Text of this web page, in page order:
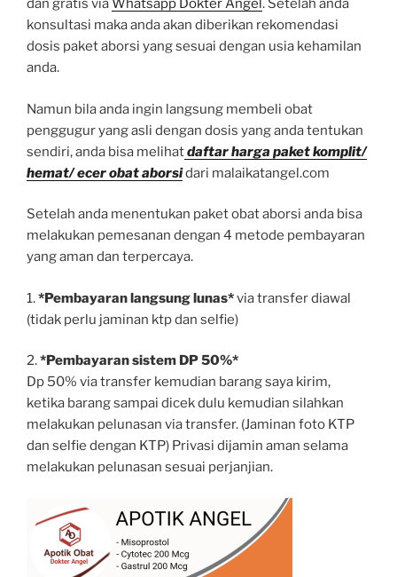
dan gratis viaWhatsapp Dokter Angel. Setelah anda
konsultasi maka anda akan diberikan rekomendasi
dosis paket aborsi yang sesuai dengan usia kehamilan
anda.
Namun bila anda ingin langsung membeli obat
penggugur yang asli dengan dosis yang anda tentukan
sendiri, anda bisa melihatdaftar harga paket komplit/
hemat/ ecer obat aborsidari malaikatangel.com
Setelah anda menentukan paket obat aborsi anda bisa
melakukan pemesanan dengan 4 metode pembayaran
yang aman dan terpercaya.
1.*Pembayaran langsung lunas*via transfer diawal
(tidak perlu jaminan ktp dan selfie)
2.*Pembayaran sistem DP 50%*
Dp 50% via transfer kemudian barang saya kirim,
ketika barang sampai dicek dulu kemudian silahkan
melakukan pelunasan via transfer. (Jaminan foto KTP
dan selfie dengan KTP) Privasi dijamin aman selama
melakukan pelunasan sesuai perjanjian.